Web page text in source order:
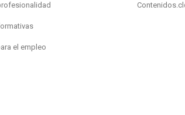
el empleo